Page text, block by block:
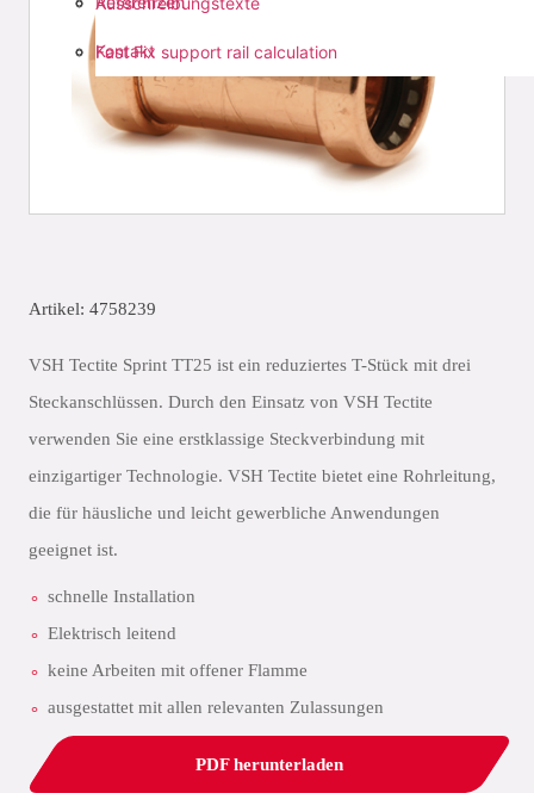
Fast Fix support rail calculation
Kontakt
Artikel: 4758239
VSH Tectite Sprint TT25 ist ein reduziertes T-Stück mit drei
Steckanschlüssen. Durch den Einsatz von VSH Tectite
verwenden Sie eine erstklassige Steckverbindung mit
einzigartiger Technologie. VSH Tectite bietet eine Rohrleitung,
die für häusliche und leicht gewerbliche Anwendungen
geeignet ist.
schnelle Installation
Elektrisch leitend
keine Arbeiten mit offener Flamme
ausgestattet mit allen relevanten Zulassungen
PDF herunterladen